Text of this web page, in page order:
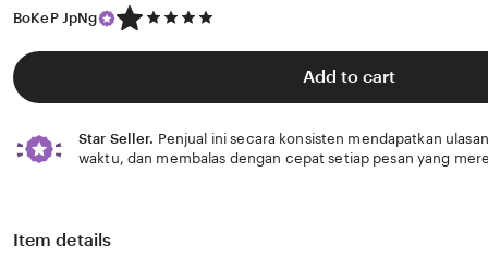
BoKeP JpNg
5
out
of
Add to cart
Star Seller. Penjual ini secara konsisten mendapatkan
waktu, dan membalas dengan cepat setiap pesan yang
Item details